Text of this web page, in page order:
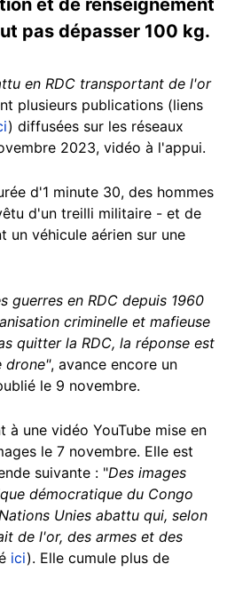
et de renseignement
pas dépasser 100 kg.
en RDC transportant de l'or
plusieurs publications (liens
) diffusées sur les réseaux
2023, vidéo à l'appui.
d'1 minute 30, des hommes
d'un treilli militaire - et de
un véhicule aérien sur une
guerres en RDC depuis 1960
criminelle et mafieuse
quitter la RDC, la réponse est
drone", avance encore un
le 9 novembre.
à une vidéo YouTube mise en
le 7 novembre. Elle est
suivante : "Des images
démocratique du Congo
Unies abattu qui, selon
de l'or, des armes et des
ici). Elle cumule plus de